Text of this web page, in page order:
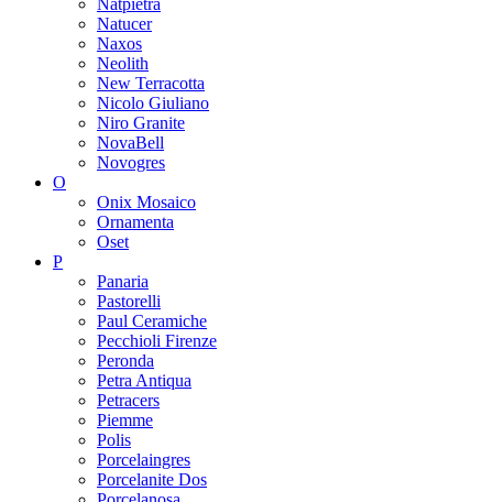
Natpietra
Natucer
Naxos
Neolith
New Terracotta
Nicolo Giuliano
Niro Granite
NovaBell
Novogres
O
Onix Mosaico
Ornamenta
Oset
P
Panaria
Pastorelli
Paul Ceramiche
Pecchioli Firenze
Peronda
Petra Antiqua
Petracers
Piemme
Polis
Porcelaingres
Porcelanite Dos